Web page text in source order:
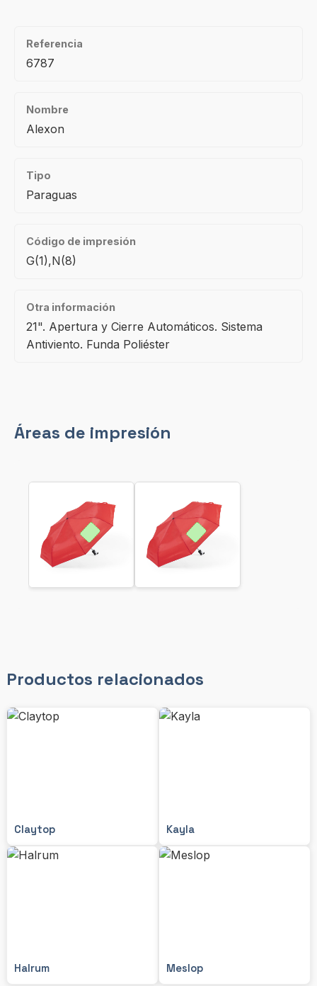
Referencia
6787
Nombre
Alexon
Tipo
Paraguas
Código de impresión
G(1),N(8)
Otra información
21". Apertura y Cierre Automáticos. Sistema
Antiviento. Funda Poliéster
Áreas de impresión
Productos relacionados
Claytop Kayla
Halrum Meslop